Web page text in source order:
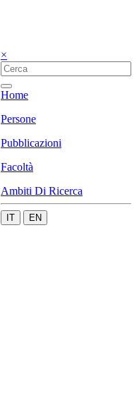
×
Home
Persone
Pubblicazioni
Facoltà
Ambiti Di Ricerca
IT EN